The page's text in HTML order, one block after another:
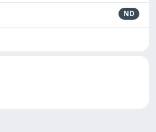
ND